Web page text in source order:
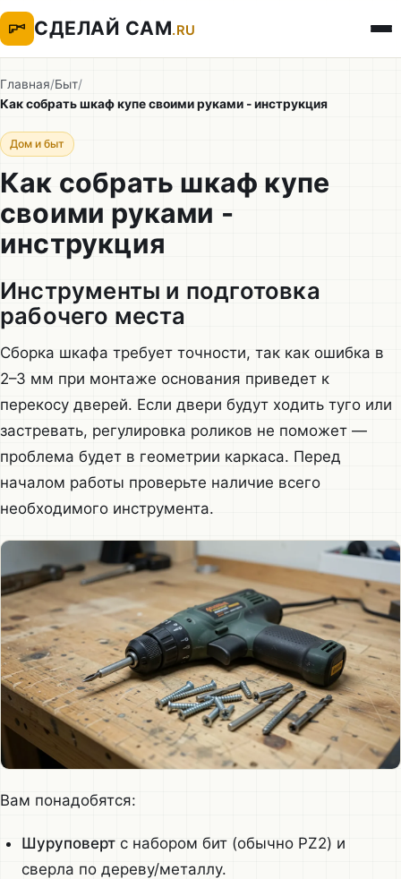
СДЕЛАЙ САМ.RU
Главная/Быт/
Как собрать шкаф купе своими руками - инструкция
Дом и быт
Как собрать шкаф купе
своими руками -
инструкция
Инструменты и подготовка
рабочего места
Сборка шкафа требует точности, так как ошибка в
2–3 мм при монтаже основания приведет к
перекосу дверей. Если двери будут ходить туго или
застревать, регулировка роликов не поможет —
проблема будет в геометрии каркаса. Перед
началом работы проверьте наличие всего
необходимого инструмента.
Вам понадобятся:
Шуруповертс набором бит (обычно PZ2) и
сверла по дереву/металлу.